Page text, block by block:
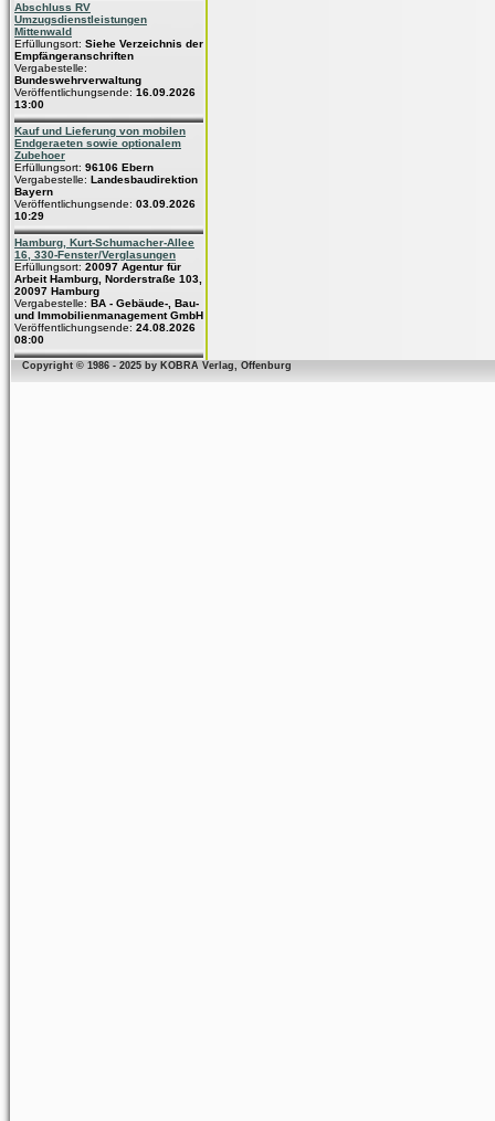
Abschluss RV
Umzugsdienstleistungen
Mittenwald
Erfüllungsort: Siehe Verzeichnis der
Empfängeranschriften
Vergabestelle:
Bundeswehrverwaltung
Veröffentlichungsende: 16.09.2026
13:00
Kauf und Lieferung von mobilen
Endgeraeten sowie optionalem
Zubehoer
Erfüllungsort: 96106 Ebern
Vergabestelle: Landesbaudirektion
Bayern
Veröffentlichungsende: 03.09.2026
10:29
Hamburg, Kurt-Schumacher-Allee
16, 330-Fenster/Verglasungen
Erfüllungsort: 20097 Agentur für
Arbeit Hamburg, Norderstraße 103,
20097 Hamburg
Vergabestelle: BA - Gebäude-, Bau-
und Immobilienmanagement GmbH
Veröffentlichungsende: 24.08.2026
08:00
Copyright © 1986 - 2025 by KOBRA Verlag, Offenburg